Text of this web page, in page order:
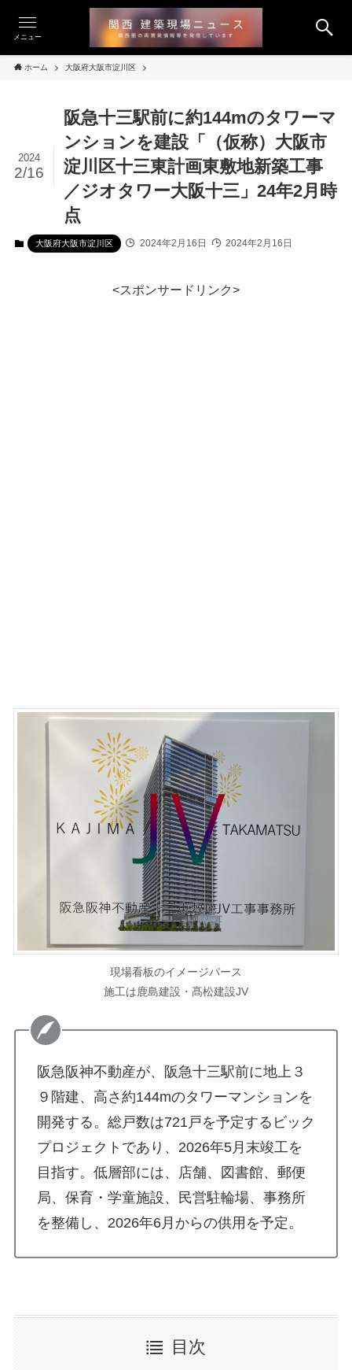
メニュー
ホーム 大阪府大阪市淀川区
阪急十三駅前に約144mのタワーマ
ンションを建設「（仮称）大阪市
淀川区十三東計画東敷地新築工事
／ジオタワー大阪十三」24年2月時
点
2024
2/16
大阪府大阪市淀川区 2024年2月16日 2024年2月16日
<スポンサードリンク>
現場看板のイメージパース
施工は鹿島建設・髙松建設JV
阪急阪神不動産が、阪急十三駅前に地上３
９階建、高さ約144mのタワーマンションを
開発する。総戸数は721戸を予定するビック
プロジェクトであり、2026年5月末竣工を
目指す。低層部には、店舗、図書館、郵便
局、保育・学童施設、民営駐輪場、事務所
を整備し、2026年6月からの供用を予定。
目次